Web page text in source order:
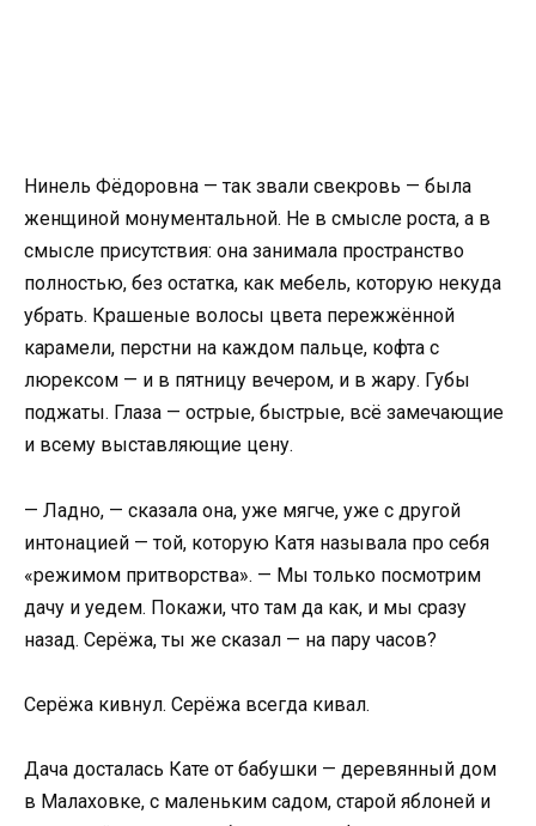
Нинель Фёдоровна — так звали свекровь — была
женщиной монументальной. Не в смысле роста, а в
смысле присутствия: она занимала пространство
полностью, без остатка, как мебель, которую некуда
убрать. Крашеные волосы цвета пережжённой
карамели, перстни на каждом пальце, кофта с
люрексом — и в пятницу вечером, и в жару. Губы
поджаты. Глаза — острые, быстрые, всё замечающие
и всему выставляющие цену.
— Ладно, — сказала она, уже мягче, уже с другой
интонацией — той, которую Катя называла про себя
«режимом притворства». — Мы только посмотрим
дачу и уедем. Покажи, что там да как, и мы сразу
назад. Серёжа, ты же сказал — на пару часов?
Серёжа кивнул. Серёжа всегда кивал.
Дача досталась Кате от бабушки — деревянный дом
в Малаховке, с маленьким садом, старой яблоней и